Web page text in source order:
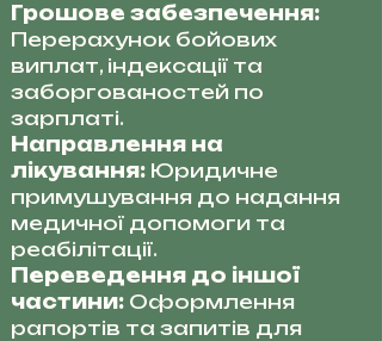
Грошове забезпечення:
Перерахунок бойових
виплат, індексації та
заборгованостей по
зарплаті.
Направлення на
лікування: Юридичне
примушування до надання
медичної допомоги та
реабілітації.
Переведення до іншої
частини: Оформлення
рапортів та запитів для